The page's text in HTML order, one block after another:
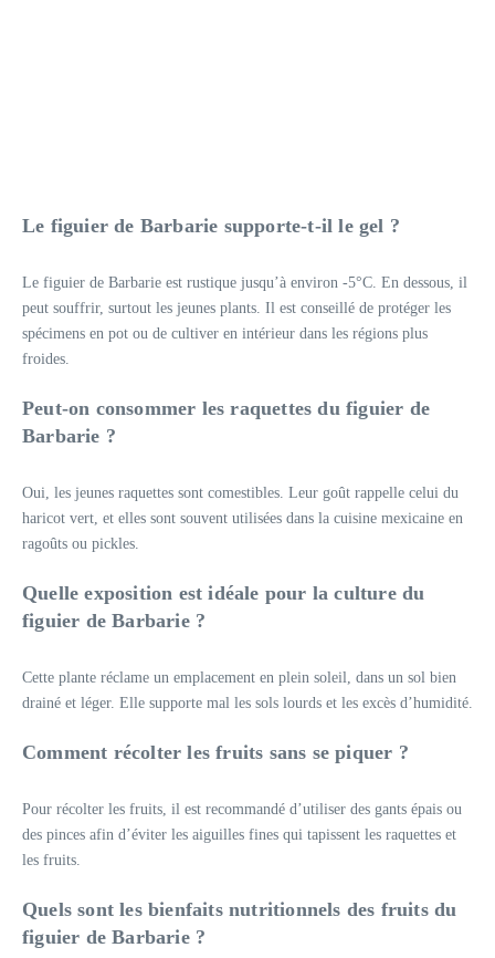
Le figuier de Barbarie supporte-t-il le gel ?
Le figuier de Barbarie est rustique jusqu’à environ -5°C. En dessous, il
peut souffrir, surtout les jeunes plants. Il est conseillé de protéger les
spécimens en pot ou de cultiver en intérieur dans les régions plus
froides.
Peut-on consommer les raquettes du figuier de
Barbarie ?
Oui, les jeunes raquettes sont comestibles. Leur goût rappelle celui du
haricot vert, et elles sont souvent utilisées dans la cuisine mexicaine en
ragoûts ou pickles.
Quelle exposition est idéale pour la culture du
figuier de Barbarie ?
Cette plante réclame un emplacement en plein soleil, dans un sol bien
drainé et léger. Elle supporte mal les sols lourds et les excès d’humidité.
Comment récolter les fruits sans se piquer ?
Pour récolter les fruits, il est recommandé d’utiliser des gants épais ou
des pinces afin d’éviter les aiguilles fines qui tapissent les raquettes et
les fruits.
Quels sont les bienfaits nutritionnels des fruits du
figuier de Barbarie ?